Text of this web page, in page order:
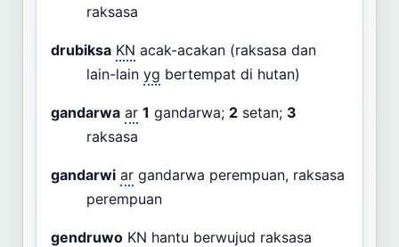
raksasa
drubiksa KN acak-acakan (raksasa dan
lain-lain yg bertempat di hutan)
gandarwa ar 1 gandarwa; 2 setan; 3
raksasa
gandarwi ar gandarwa perempuan, raksasa
perempuan
gendruwo KN hantu berwujud raksasa